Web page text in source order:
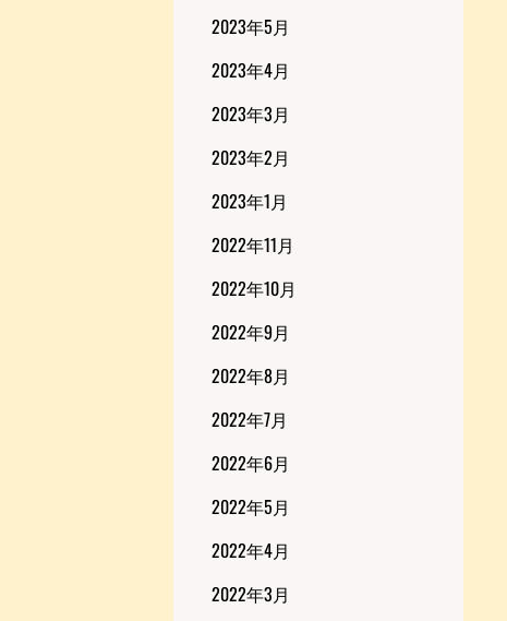
2023年5月
2023年4月
2023年3月
2023年2月
2023年1月
2022年11月
2022年10月
2022年9月
2022年8月
2022年7月
2022年6月
2022年5月
2022年4月
2022年3月